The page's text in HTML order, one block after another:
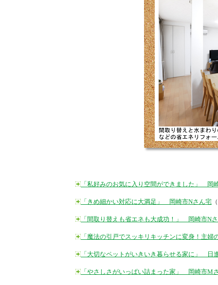
「私好みのお気に入り空間ができました」 岡
「きめ細かい対応に大満足」 岡崎市Nさん宅
「間取り替えも省エネも大成功！」 岡崎市N
「魔法の引戸でスッキリキッチンに変身！主
「大切なペットがいきいき暮らせる家に」 日
「やさしさがいっぱい詰まった家」 岡崎市M